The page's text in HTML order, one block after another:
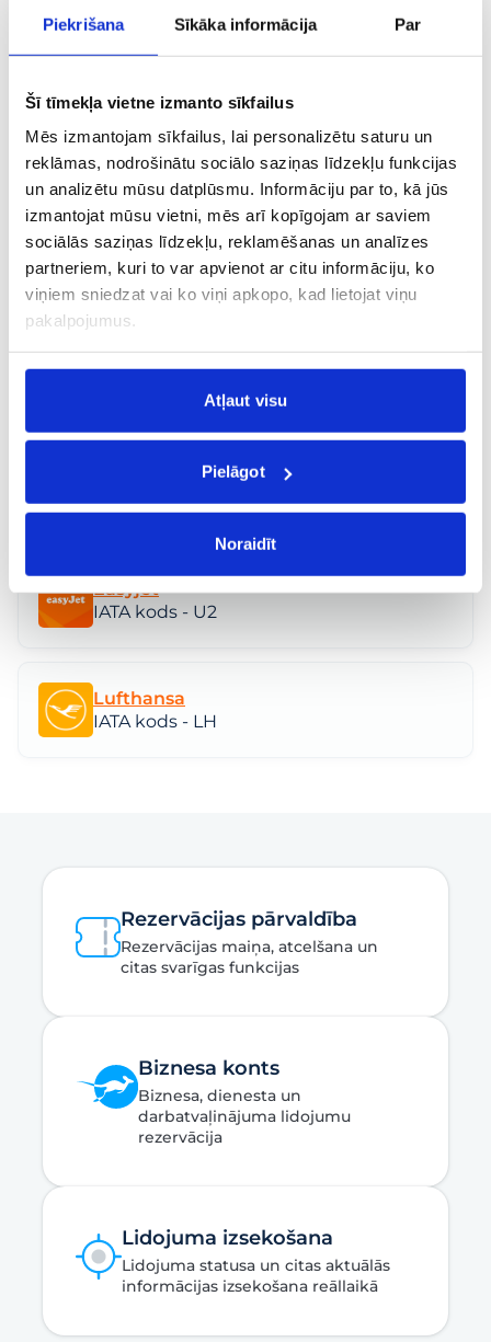
Piekrišana Sīkāka informācija Par
Šī tīmekļa vietne izmanto sīkfailus
Mēs izmantojam sīkfailus, lai personalizētu saturu un
reklāmas, nodrošinātu sociālo saziņas līdzekļu funkcijas
un analizētu mūsu datplūsmu. Informāciju par to, kā jūs
izmantojat mūsu vietni, mēs arī kopīgojam ar saviem
sociālās saziņas līdzekļu, reklamēšanas un analīzes
partneriem, kuri to var apvienot ar citu informāciju, ko
viņiem sniedzat vai ko viņi apkopo, kad lietojat viņu
pakalpojumus.
Atļaut visu
Pielāgot
Noraidīt
IATA kods - KL
Brussels Airlines
IATA kods - SN
Austrian Airlines
IATA kods - OS
LOT Polish Airlines
IATA kods - LO
IATA kods - FR
Easyjet
IATA kods - U2
Lufthansa
IATA kods - LH
Rezervācijas pārvaldība
Rezervācijas maiņa, atcelšana un
citas svarīgas funkcijas
Biznesa konts
Biznesa, dienesta un
darbatvaļinājuma lidojumu
rezervācija
Lidojuma izsekošana
Lidojuma statusa un citas aktuālās
informācijas izsekošana reāllaikā